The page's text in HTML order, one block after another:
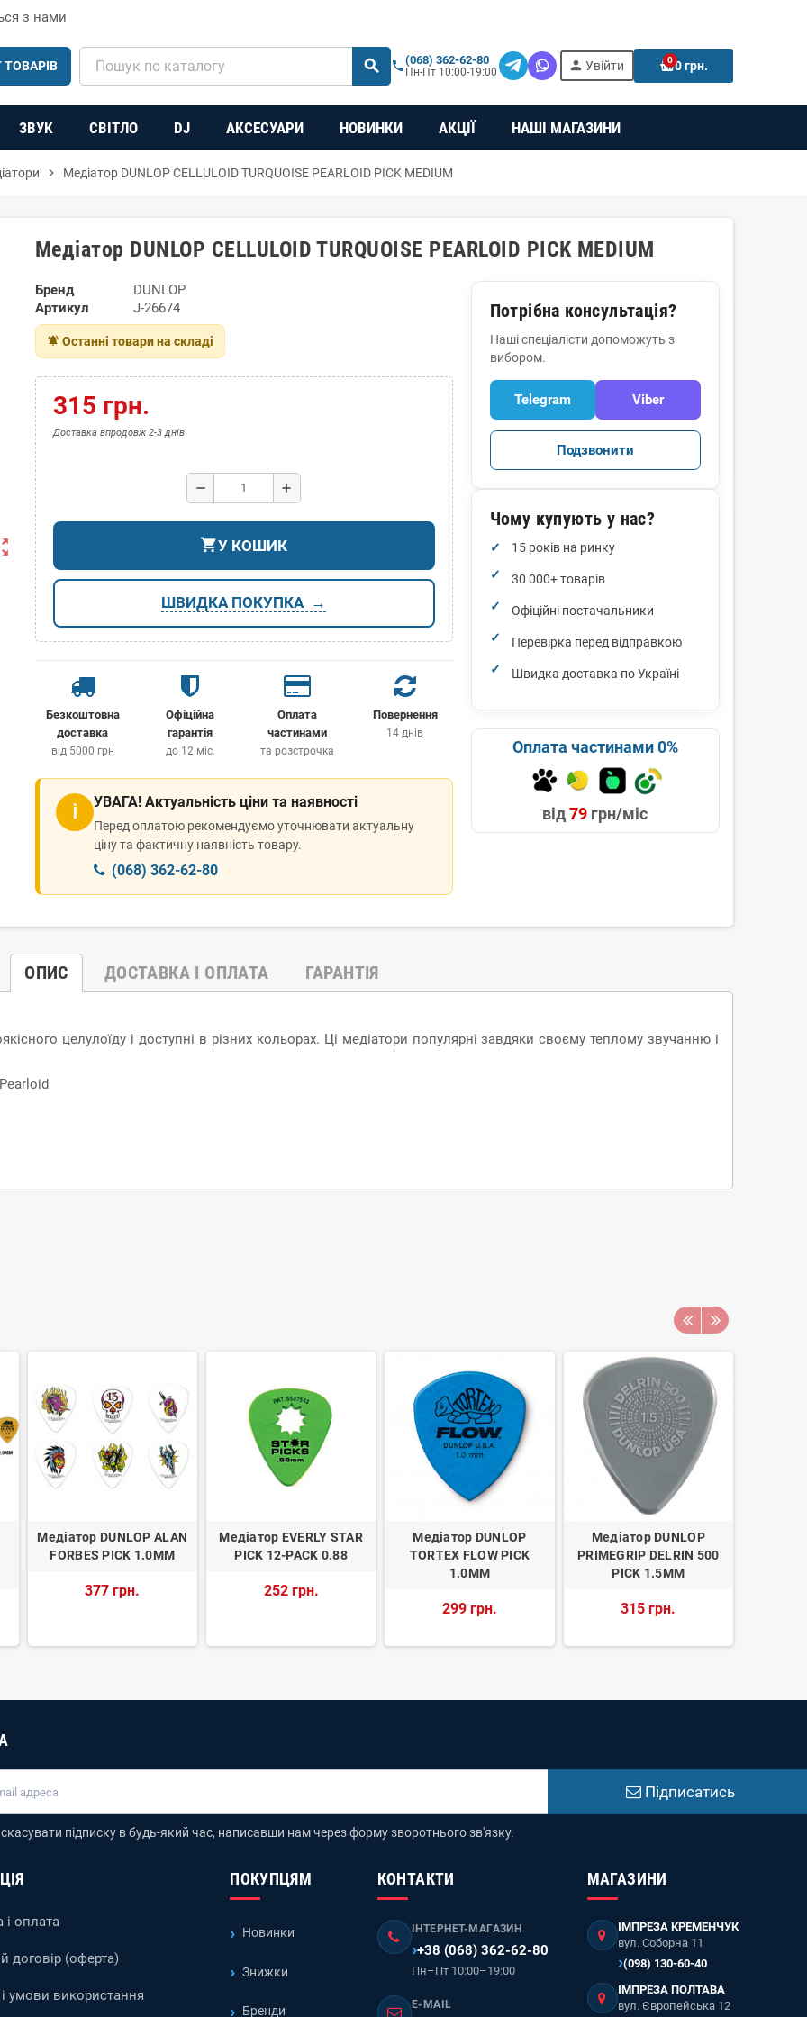
з нами
ТОВАРІВ search person Увійти 00 грн.
phone(068) 362-62-80
Пн-Пт 10:00-19:00
ЗВУК СВІТЛО DJ АКСЕСУАРИ НОВИНКИ АКЦІЇ НАШІ МАГАЗИНИ
chevron_right Медіатор DUNLOP CELLULOID TURQUOISE PEARLOID PICK MEDIUM
Медіатор DUNLOP CELLULOID TURQUOISE PEARLOID PICK MEDIUM
Бренд
DUNLOP
Артикул
J-26674
notifications_active Останні товари на складі
315 грн.
Доставка впродовж 2-3 днів
remove add
shopping_cartУ КОШИК
ШВИДКА ПОКУПКА
Безкоштовна
доставка
від 5000 грн
Офіційна
гарантія
до 12 міс.
Оплата
частинами
та розстрочка
Повернення
14 днів
ℹ УВАГА! Актуальність ціни та наявності
Перед оплатою рекомендуємо уточнювати актуальну
ціну та фактичну наявність товару.
(068) 362-62-80
Потрібна консультація?
Наші спеціалісти допоможуть з
вибором.
Telegram Viber
Подзвонити
Чому купують у нас?
15 років на ринку
30 000+ товарів
Офіційні постачальники
Перевірка перед відправкою
Швидка доставка по Україні
Оплата частинами 0%
від79 грн/міс
ОПИС ДОСТАВКА І ОПЛАТА ГАРАНТІЯ
целулоїду і доступні в різних кольорах. Ці медіатори популярні завдяки своєму теплому звучанню і
Медіатор DUNLOP ALAN
FORBES PICK 1.0MM
377 грн.
Медіатор EVERLY STAR
PICK 12-PACK 0.88
252 грн.
Медіатор DUNLOP
TORTEX FLOW PICK
1.0MM
299 грн.
Медіатор DUNLOP
PRIMEGRIP DELRIN 500
PICK 1.5MM
315 грн.
Підписатись
підписку в будь-який час, написавши нам через форму зворотнього зв'язку.
і оплата
договір (оферта)
умови використання
ПОКУПЦЯМ
Новинки
Знижки
Бренди
КОНТАКТИ
ІНТЕРНЕТ-МАГАЗИН
+38 (068) 362-62-80
Пн–Пт 10:00–19:00
E-MAIL
МАГАЗИНИ
ІМПРЕЗА КРЕМЕНЧУК
вул. Соборна 11
(098) 130-60-40
ІМПРЕЗА ПОЛТАВА
вул. Європейська 12